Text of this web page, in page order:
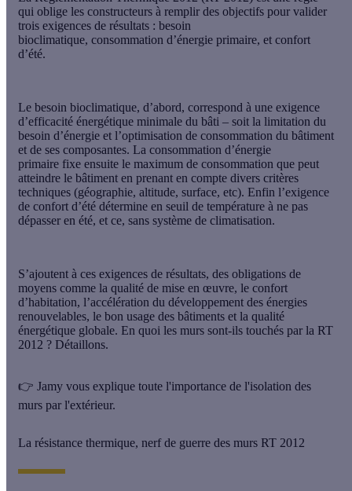
qui oblige les constructeurs à remplir des objectifs pour valider
trois exigences de résultats : besoin
bioclimatique, consommation d’énergie primaire, et confort
d’été.
Le besoin bioclimatique, d’abord, correspond à une exigence
d’efficacité énergétique minimale du bâti – soit la limitation du
besoin d’énergie et l’optimisation de consommation du bâtiment
et de ses composantes. La consommation d’énergie
primaire fixe ensuite le maximum de consommation que peut
atteindre le bâtiment en prenant en compte divers critères
techniques (géographie, altitude, surface, etc). Enfin l’exigence
de confort d’été détermine en seuil de température à ne pas
dépasser en été, et ce, sans système de climatisation.
S’ajoutent à ces exigences de résultats, des obligations de
moyens comme la qualité de mise en œuvre, le confort
d’habitation, l’accélération du développement des énergies
renouvelables, le bon usage des bâtiments et la qualité
énergétique globale. En quoi les murs sont-ils touchés par la RT
2012 ? Détaillons.
👉 Jamy vous explique toute l'importance de l'isolation des
murs par l'extérieur.
La résistance thermique, nerf de guerre des murs RT 2012